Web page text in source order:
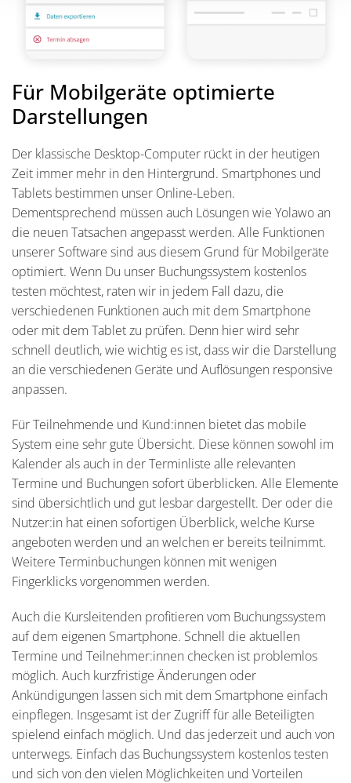
Für Mobilgeräte optimierte
Darstellungen
Der klassische Desktop-Computer rückt in der heutigen
Zeit immer mehr in den Hintergrund. Smartphones und
Tablets bestimmen unser Online-Leben.
Dementsprechend müssen auch Lösungen wie Yolawo an
die neuen Tatsachen angepasst werden. Alle Funktionen
unserer Software sind aus diesem Grund für Mobilgeräte
optimiert. Wenn Du unser Buchungssystem kostenlos
testen möchtest, raten wir in jedem Fall dazu, die
verschiedenen Funktionen auch mit dem Smartphone
oder mit dem Tablet zu prüfen. Denn hier wird sehr
schnell deutlich, wie wichtig es ist, dass wir die Darstellung
an die verschiedenen Geräte und Auflösungen responsive
anpassen.
Für Teilnehmende und Kund:innen bietet das mobile
System eine sehr gute Übersicht. Diese können sowohl im
Kalender als auch in der Terminliste alle relevanten
Termine und Buchungen sofort überblicken. Alle Elemente
sind übersichtlich und gut lesbar dargestellt. Der oder die
Nutzer:in hat einen sofortigen Überblick, welche Kurse
angeboten werden und an welchen er bereits teilnimmt.
Weitere Terminbuchungen können mit wenigen
Fingerklicks vorgenommen werden.
Auch die Kursleitenden profitieren vom Buchungssystem
auf dem eigenen Smartphone. Schnell die aktuellen
Termine und Teilnehmer:innen checken ist problemlos
möglich. Auch kurzfristige Änderungen oder
Ankündigungen lassen sich mit dem Smartphone einfach
einpflegen. Insgesamt ist der Zugriff für alle Beteiligten
spielend einfach möglich. Und das jederzeit und auch von
unterwegs. Einfach das Buchungssystem kostenlos testen
und sich von den vielen Möglichkeiten und Vorteilen